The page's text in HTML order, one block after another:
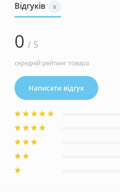
Відгуків 0
0 / 5
середній рейтинг товара
Написати відгук